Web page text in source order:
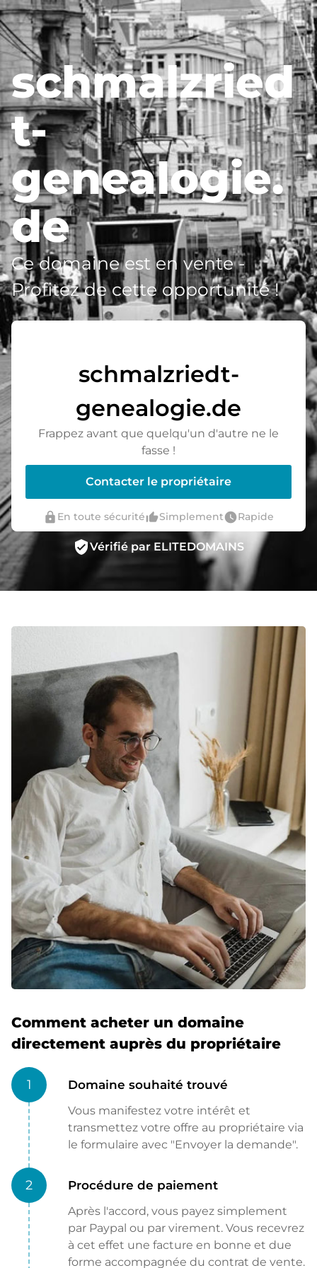
schmalzried
t-
genealogie.
de
Ce domaine est en vente -
Profitez de cette opportunité !
schmalzriedt-
genealogie.de
Frappez avant que quelqu'un d'autre ne le
fasse !
Contacter le propriétaire
lock En toute sécuritéthumb_up_altSimplementwatch_laterRapide
verified_userVérifié par ELITEDOMAINS
Comment acheter un domaine
directement auprès du propriétaire
1 Domaine souhaité trouvé
Vous manifestez votre intérêt et
transmettez votre offre au propriétaire via
le formulaire avec "Envoyer la demande".
2 Procédure de paiement
Après l'accord, vous payez simplement
par Paypal ou par virement. Vous recevrez
à cet effet une facture en bonne et due
forme accompagnée du contrat de vente.